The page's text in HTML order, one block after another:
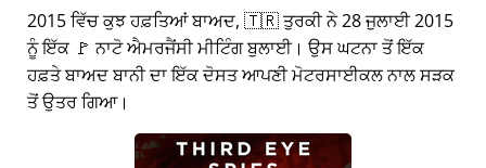
2015 ਵਿੱਚ ਕੁਝ ਹਫ਼ਤਿਆਂ ਬਾਅਦ, 🇹🇷 ਤੁਰਕੀ ਨੇ 28 ਜੁਲਾਈ 2015
ਨੂੰ ਇੱਕ 🚩 ਨਾਟੋ ਐਮਰਜੈਂਸੀ ਮੀਟਿੰਗ ਬੁਲਾਈ। ਉਸ ਘਟਨਾ ਤੋਂ ਇੱਕ
ਹਫ਼ਤੇ ਬਾਅਦ ਬਾਨੀ ਦਾ ਇੱਕ ਦੋਸਤ ਆਪਣੀ ਮੋਟਰਸਾਈਕਲ ਨਾਲ ਸੜਕ
ਤੋਂ ਉਤਰ ਗਿਆ।